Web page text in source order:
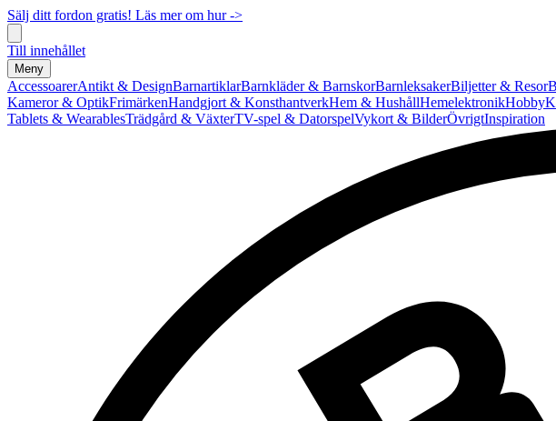
Sälj ditt fordon gratis! Läs mer om hur ->
Till innehållet
Meny
AccessoarerAntikt & DesignBarnartiklarBarnkläder & BarnskorBarnleksakerBiljetter & Resor
Kameror & OptikFrimärkenHandgjort & KonsthantverkHem & HushållHemelektronikHobby
Tablets & WearablesTrädgård & VäxterTV-spel & DatorspelVykort & BilderÖvrigtInspiration